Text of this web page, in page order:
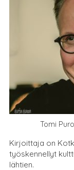
Tomi
Kirjoittaja on
työskennellyt
lähtien.